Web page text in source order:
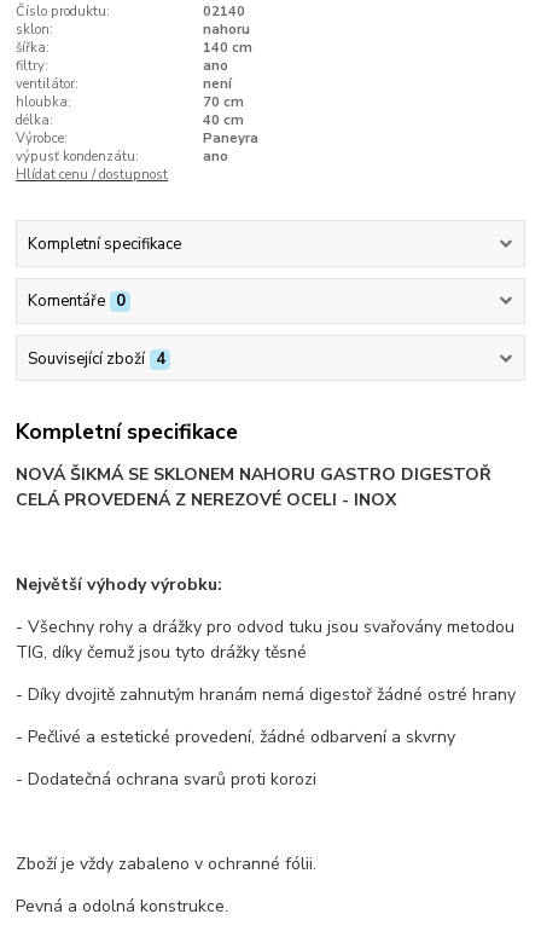
Číslo produktu:
02140
sklon:
nahoru
šířka:
140 cm
filtry:
ano
ventilátor:
není
hloubka:
70 cm
délka:
40 cm
Výrobce:
Paneyra
výpusť kondenzátu:
ano
Hlídat cenu / dostupnost
Kompletní specifikace
Komentáře 0
Související zboží 4
Kompletní specifikace
NOVÁ ŠIKMÁ SE SKLONEM NAHORU GASTRO DIGESTOŘ
CELÁ PROVEDENÁ Z NEREZOVÉ OCELI - INOX
Největší výhody výrobku:
- Všechny rohy a drážky pro odvod tuku jsou svařovány metodou
TIG, díky čemuž jsou tyto drážky těsné
- Díky dvojitě zahnutým hranám nemá digestoř žádné ostré hrany
- Pečlivé a estetické provedení, žádné odbarvení a skvrny
- Dodatečná ochrana svarů proti korozi
Zboží je vždy zabaleno v ochranné fólii.
Pevná a odolná konstrukce.